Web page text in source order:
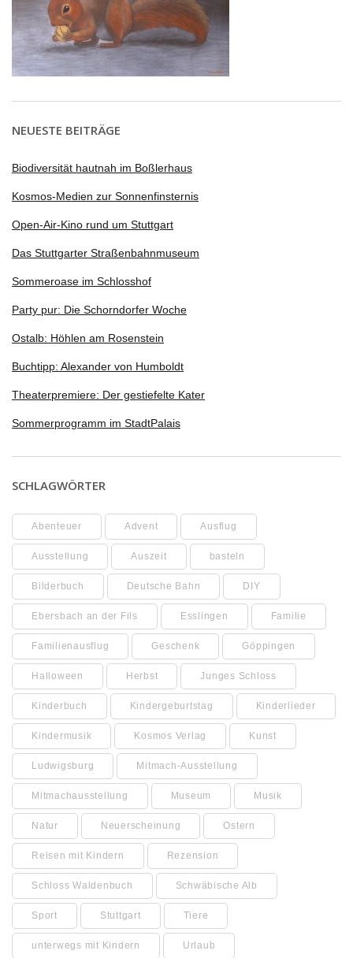
NEUESTE BEITRÄGE
Biodiversität hautnah im Boßlerhaus
Kosmos-Medien zur Sonnenfinsternis
Open-Air-Kino rund um Stuttgart
Das Stuttgarter Straßenbahnmuseum
Sommeroase im Schlosshof
Party pur: Die Schorndorfer Woche
Ostalb: Höhlen am Rosenstein
Buchtipp: Alexander von Humboldt
Theaterpremiere: Der gestiefelte Kater
Sommerprogramm im StadtPalais
SCHLAGWÖRTER
Abenteuer Advent Ausflug
Ausstellung Auszeit basteln
Bilderbuch Deutsche Bahn DIY
Ebersbach an der Fils Esslingen Familie
Familienausflug Geschenk Göppingen
Halloween Herbst Junges Schloss
Kinderbuch Kindergeburtstag Kinderlieder
Kindermusik Kosmos Verlag Kunst
Ludwigsburg Mitmach-Ausstellung
Mitmachausstellung Museum Musik
Natur Neuerscheinung Ostern
Reisen mit Kindern Rezension
Schloss Waldenbuch Schwäbische Alb
Sport Stuttgart Tiere
unterwegs mit Kindern Urlaub